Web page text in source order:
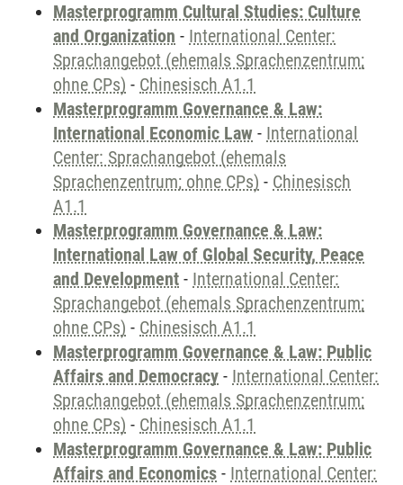
Masterprogramm Cultural Studies: Culture
and Organization - International Center:
Sprachangebot (ehemals Sprachenzentrum;
ohne CPs) - Chinesisch A1.1
Masterprogramm Governance & Law:
International Economic Law - International
Center: Sprachangebot (ehemals
Sprachenzentrum; ohne CPs) - Chinesisch
A1.1
Masterprogramm Governance & Law:
International Law of Global Security, Peace
and Development - International Center:
Sprachangebot (ehemals Sprachenzentrum;
ohne CPs) - Chinesisch A1.1
Masterprogramm Governance & Law: Public
Affairs and Democracy - International Center:
Sprachangebot (ehemals Sprachenzentrum;
ohne CPs) - Chinesisch A1.1
Masterprogramm Governance & Law: Public
Affairs and Economics - International Center: